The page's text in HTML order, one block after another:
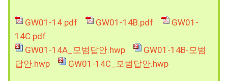
GW01-14.pdf GW01-14B.pdf
GW01-
14C.pdf
GW01-14A_모범답안.hwp
GW01-14B-모범
답안.hwp
GW01-14C_모범답안.hwp